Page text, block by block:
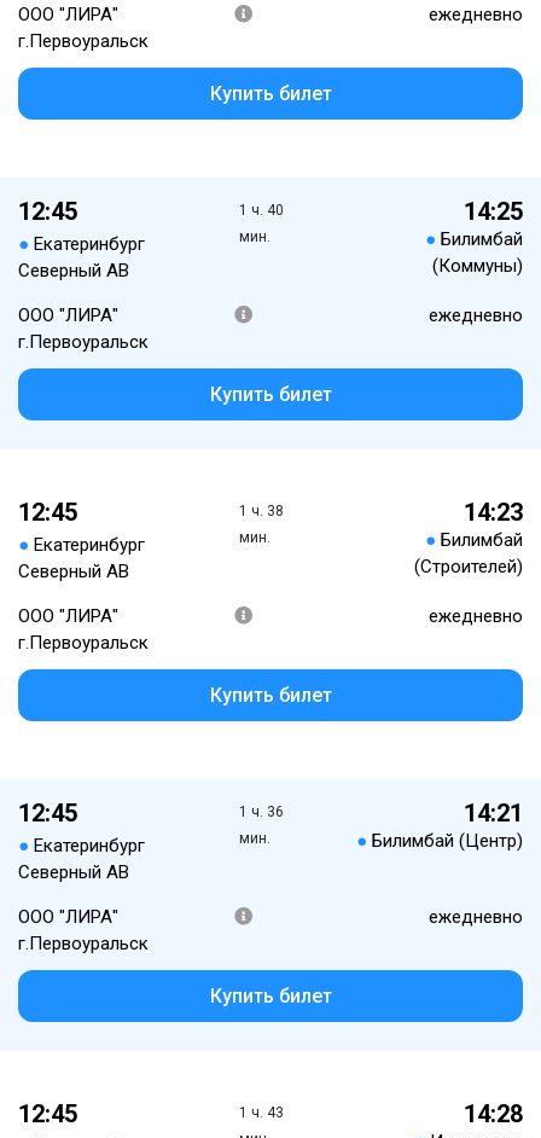
ООО "ЛИРА"
г.Первоуральск
ежедневно
Купить билет
12:45
● Екатеринбург
Северный АВ
1 ч. 40
мин.
14:25
● Билимбай
(Коммуны)
ООО "ЛИРА"
г.Первоуральск
ежедневно
Купить билет
12:45
● Екатеринбург
Северный АВ
1 ч. 38
мин.
14:23
● Билимбай
(Строителей)
ООО "ЛИРА"
г.Первоуральск
ежедневно
Купить билет
12:45
● Екатеринбург
Северный АВ
1 ч. 36
мин.
14:21
● Билимбай (Центр)
ООО "ЛИРА"
г.Первоуральск
ежедневно
Купить билет
12:45
1 ч. 43
14:28